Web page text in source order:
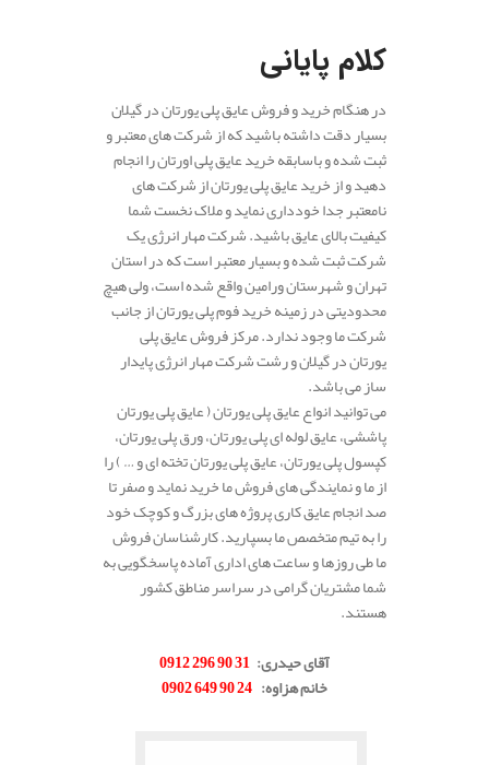
کلام پایانی
در هنگام خرید و فروش عایق پلی یورتان در گیلان
بسیار دقت داشته باشید که از شرکت های معتبر و
ثبت شده و باسابقه خرید عایق پلی اورتان را انجام
دهید و از خرید عایق پلی یورتان از شرکت های
نامعتبر جدا خودداری نماید و ملاک نخست شما
کیفیت بالای عایق باشید. شرکت مهار انرژی یک
شرکت ثبت شده و بسیار معتبر است که در استان
تهران و شهرستان ورامین واقع شده است، ولی هیچ
محدودیتی در زمینه خرید فوم پلی یورتان از جانب
شرکت ما وجود ندارد. مرکز فروش عایق پلی
یورتان در گیلان و رشت شرکت مهار انرژی پایدار
ساز می باشد.
می توانید انواع عایق پلی یورتان ( عایق پلی یورتان
پاششی، عایق لوله ای پلی یورتان، ورق پلی یورتان،
کپسول پلی یورتان، عایق پلی یورتان تخته ای و … ) را
از ما و نمایندگی های فروش ما خرید نماید و صفر تا
صد انجام عایق کاری پروژه های بزرگ و کوچک خود
را به تیم متخصص ما بسپارید. کارشناسان فروش
ما طی روزها و ساعت های اداری آماده پاسخگویی به
شما مشتریان گرامی در سراسر مناطق کشور
هستند.
آقای حیدری:
31 90 296 0912
خانم هزاوه:
24 90 649 0902